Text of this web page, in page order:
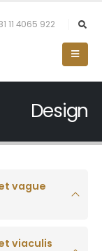
11 4065 922
Design
vague
viaculis